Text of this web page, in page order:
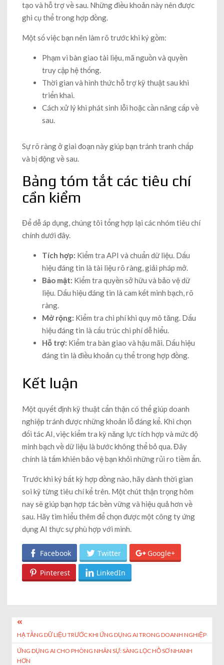
tạo và hỗ trợ về sau. Những điều khoản này nên được
ghi cụ thể trong hợp đồng.
Một số việc bạn nên làm rõ trước khi ký gồm:
Phạm vi bàn giao tài liệu, mã nguồn và quyền
truy cập hệ thống.
Thời gian và hình thức hỗ trợ kỹ thuật sau khi
triển khai.
Cách xử lý khi phát sinh lỗi hoặc cần nâng cấp về
sau.
Sự rõ ràng ở giai đoạn này giúp bạn tránh tranh chấp
và bị động về sau.
Bảng tóm tắt các tiêu chí
cần kiểm
Để dễ áp dụng, chúng tôi tổng hợp lại các nhóm tiêu chí
chính dưới đây.
Tích hợp: Kiểm tra API và chuẩn dữ liệu. Dấu
hiệu đáng tin là tài liệu rõ ràng, giải pháp mở.
Bảo mật: Kiểm tra quyền sở hữu và bảo vệ dữ
liệu. Dấu hiệu đáng tin là cam kết minh bạch, rõ
ràng.
Mở rộng: Kiểm tra chi phí khi quy mô tăng. Dấu
hiệu đáng tin là cấu trúc chi phí dễ hiểu.
Hỗ trợ: Kiểm tra bàn giao và hậu mãi. Dấu hiệu
đáng tin là điều khoản cụ thể trong hợp đồng.
Kết luận
Một quyết định kỹ thuật cẩn thận có thể giúp doanh
nghiệp tránh được những khoản lỗ đáng kể. Khi chọn
đối tác AI, việc kiểm tra kỹ năng lực tích hợp và mức độ
minh bạch về dữ liệu là bước không thể bỏ qua. Đây
chính là tấm khiên bảo vệ bạn khỏi những rủi ro tiềm ẩn.
Trước khi ký bất kỳ hợp đồng nào, hãy dành thời gian
soi kỹ từng tiêu chí kể trên. Một chút thận trọng hôm
nay sẽ giúp bạn hợp tác bền vững và hiệu quả hơn về
sau. Hãy tìm hiểu thêm để chọn được một công ty ứng
dụng AI thực sự phù hợp với mình.
Facebook Twitter Google+
Pinterest LinkedIn
Post
navigation
HẠ TẦNG DỮ LIỆU TRƯỚC KHI ỨNG DỤNG AI TRONG DOANH NGHIỆP
ỨNG DỤNG AI CHO PHÒNG NHÂN SỰ: SÀNG LỌC HỒ SƠ NHANH
HƠN